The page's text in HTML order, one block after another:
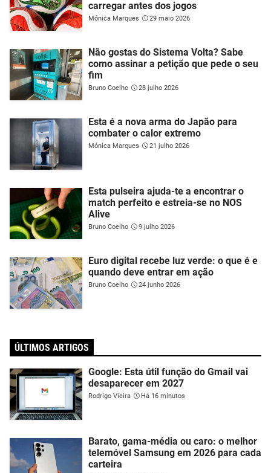
carregar antes dos jogos
Mónica Marques 29 maio 2026
Não gostas do Sistema Volta? Sabe
como assinar a petição que pede o seu
fim
Bruno Coelho 28 julho 2026
Esta é a nova arma do Japão para
combater o calor extremo
Mónica Marques 21 julho 2026
Esta pulseira ajuda-te a encontrar o
match perfeito e estreia-se no NOS
Alive
Bruno Coelho 9 julho 2026
Euro digital recebe luz verde: o que é e
quando deve entrar em ação
Bruno Coelho 24 junho 2026
ÚLTIMOS ARTIGOS
Google: Esta útil função do Gmail vai
desaparecer em 2027
Rodrigo Vieira Há 16 minutos
Barato, gama-média ou caro: o melhor
telemóvel Samsung em 2026 para cada
carteira